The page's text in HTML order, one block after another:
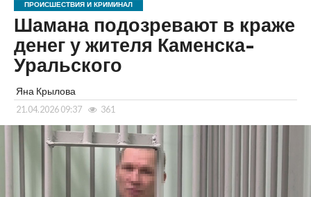
ПРОИСШЕСТВИЯ И КРИМИНАЛ
Шамана подозревают в краже
денег у жителя Каменска-
Уральского
Яна Крылова
21.04.2026 09:37 361